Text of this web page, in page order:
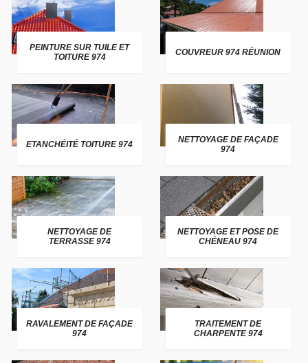
PEINTURE SUR TUILE ET
TOITURE 974
COUVREUR 974 RÉUNION
ETANCHÉITÉ TOITURE 974
NETTOYAGE DE FAÇADE
974
NETTOYAGE DE
TERRASSE 974
NETTOYAGE ET POSE DE
CHÉNEAU 974
RAVALEMENT DE FAÇADE
974
TRAITEMENT DE
CHARPENTE 974